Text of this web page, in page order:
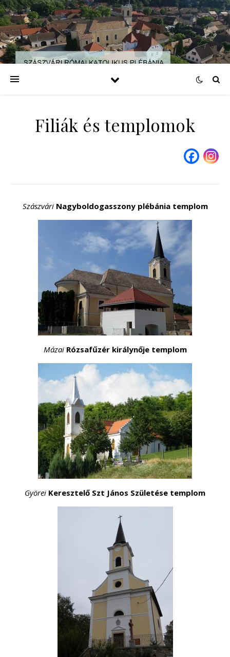
Filiák és templomok
Szászvári Nagyboldogasszony plébánia templom
Mázai Rózsafűzér királynője templom
Györei Keresztelő Szt János Születése templom